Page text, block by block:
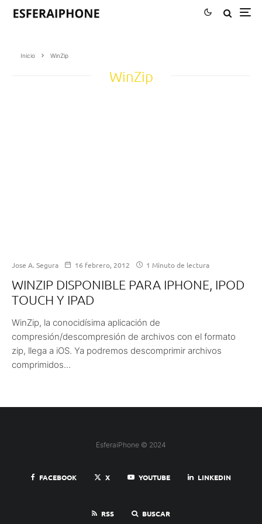
Inicio WinZip
WinZip
Jose A. Segura 16 febrero, 2012 1 Minuto de lectura
WINZIP DISPONIBLE PARA IPHONE, IPOD
TOUCH Y IPAD
WinZip, la conocidísima aplicación de
compresión/descompresión de archivos con el formato
zip, llega a iOS. Ya podremos descomprimir archivos
comprimidos...
EsferaiPhone © 2024
FACEBOOK X YOUTUBE LINKEDIN
RSS BUSCAR